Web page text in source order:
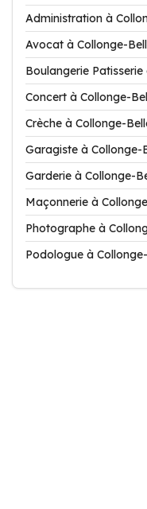
Administration à
Avocat à Collonge-
Boulangerie
Concert à Collonge-
Crèche à Collonge-
Garagiste à Collonge-
Garderie à Collonge-
Maçonnerie à
Photographe à
Podologue à